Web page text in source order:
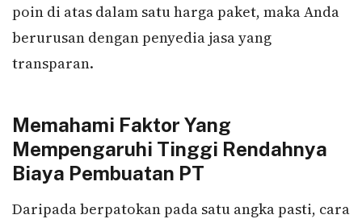
poin di atas dalam satu harga paket, maka Anda
berurusan dengan penyedia jasa yang
transparan.
Memahami Faktor Yang
Mempengaruhi Tinggi Rendahnya
Biaya Pembuatan PT
Daripada berpatokan pada satu angka pasti, cara